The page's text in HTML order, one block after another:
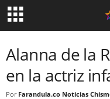
Alanna de la
en la actriz
Por Farandula.co Noticias